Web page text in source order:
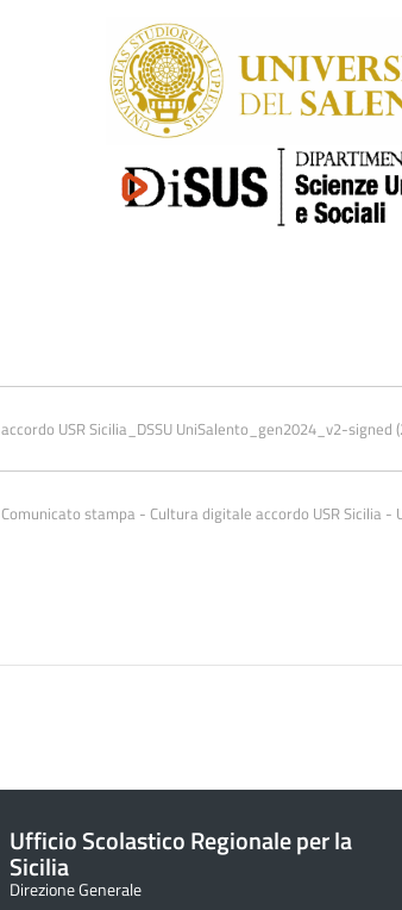
accordo USR Sicilia_DSSU UniSalento_gen2024_v2-signed
Comunicato stampa - Cultura digitale accordo USR Sicilia -
Ufficio Scolastico Regionale per la
Sicilia
Direzione Generale